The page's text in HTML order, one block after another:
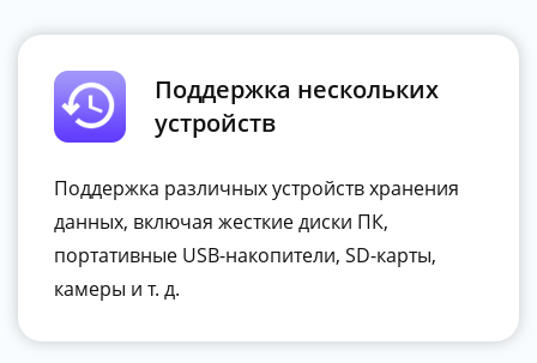
Поддержка нескольких
устройств
Поддержка различных устройств хранения
данных, включая жесткие диски ПК,
портативные USB-накопители, SD-карты,
камеры и т. д.